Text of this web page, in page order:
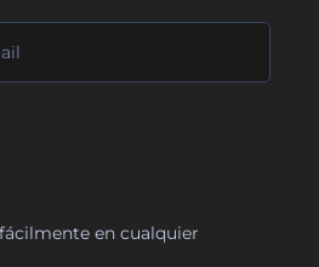
en cualquier